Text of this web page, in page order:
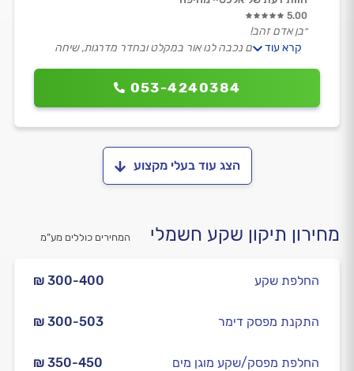
053-4240384
5.00
״בן אדם זהב!
במצב של היום נכבה לנו אור במקלט ובחדר מדרגות, שיחה
הוא נתן מענה זמני וכמובן שנטפל בבעיה העיקרית בעזרתו,
קרא עוד
הצג עוד בעלי מקצוע
מחירון תיקון שקע חשמלי המחירים כוללים מע”מ
₪ 300-400 החלפת שקע
₪ 300-503 התקנת מפסק דימר
₪ 350-450 החלפת מפסק/שקע מוגן מים